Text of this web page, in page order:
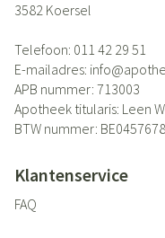
3582 Koersel
Telefoon: 011 42 29 51
E-mailadres: info@
APB nummer: 713003
Apotheek titularis: Leen
BTW nummer:
Klantenservice
FAQ